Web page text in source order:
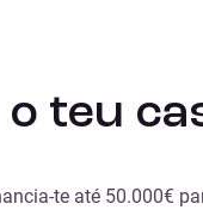
teu
te até 50.000€